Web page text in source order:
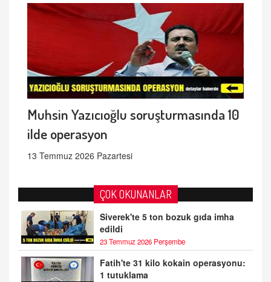
Muhsin Yazıcıoğlu soruşturmasında 10
ilde operasyon
13 Temmuz 2026 Pazartesi
ÇOK OKUNANLAR
Siverek'te 5 ton bozuk gıda imha
edildi
23 Temmuz 2026 Perşembe
Fatih'te 31 kilo kokain operasyonu:
1 tutuklama